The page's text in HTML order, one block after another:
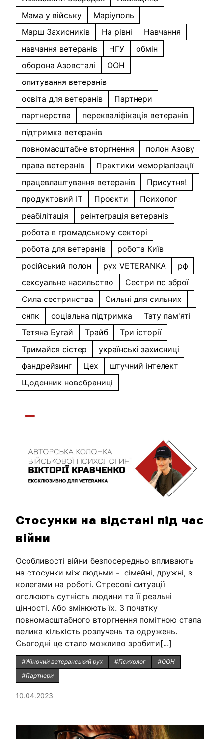
Мама у війську
Маріуполь
Марш Захисників
На рівні
Навчання
навчання ветеранів
НГУ
обмін
оборона Азовсталі
ООН
опитування ветеранів
освіта для ветеранів
Партнери
партнерства
перекваліфікація ветеранів
підтримка ветеранів
повномасштабне вторгнення
полон Азову
права ветеранів
Практики меморіалізації
працевлаштування ветеранів
Присутня!
продуктовий IT
Проєкти
Психолог
реабілітація
реінтеграція ветеранів
робота в громадському секторі
робота для ветеранів
робота Київ
російський полон
рух VETERANKA
рф
сексуальне насильство
Сестри по зброї
Сила сестринства
Сильні для сильних
снпк
соціальна підтримка
Тату пам'яті
Тетяна Бугай
Трайб
Три історії
Тримайся сістер
українські захисниці
фандрейзинг
Цех
штучний інтелект
Щоденник новобраниці
Стосунки на відстані під час
війни
Особливості війни безпосередньо впливають
на стосунки між людьми - сімейні, дружні, з
колегами на роботі. Стресові ситуації
оголюють сутність людини та її реальні
цінності. Або змінюють їх. З початку
повномасштабного вторгнення помітною стала
велика кількість розлучень та одружень.
Сьогодні це стало можливо зробити[...]
#Жіночий ветеранський рух #Психолог
#ООН
#Партнери
10.04.2023